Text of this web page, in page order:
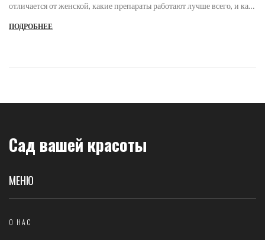
отличается от женской, какие препараты работают лучше всего, и как
ПОДРОБНЕЕ
Сад вашей красоты
МЕНЮ
О НАС